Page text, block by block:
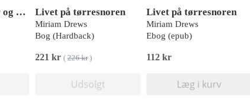
Skal vi slå knuder og kolbøtter med tungen Livet på tørresnoren
Miriam Drews
Bog (Hardback)
221 kr ( 226 kr)
Udsolgt
Livet på tørresnoren
Miriam Drews
Ebog (epub)
112 kr
Læg i kurv